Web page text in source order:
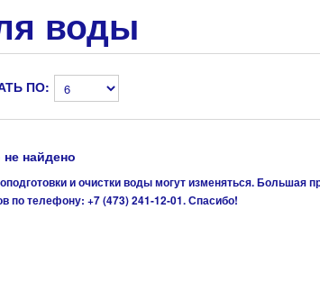
воды
ПО:
не найдено
и очистки воды могут изменяться. Большая
по телефону: +7 (473) 241-12-01. Спасибо!